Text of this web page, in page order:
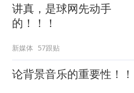
讲真，是球网先动手
的！！！
新媒体 57跟贴
论背景音乐的重要性！！